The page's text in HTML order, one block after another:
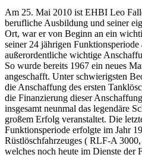
Am 25. Mai 2010 ist EHBI Leo
berufliche Ausbildung und seiner
Ort, war er von Beginn an ein
seiner 24 jährigen
außerordentliche wichtige
So wurde bereits 1967 ein neues
angeschafft. Unter schwierigsten
die Anschaffung des ersten
die Finanzierung dieser
insgesamt neunmal das legendäre
großem Erfolg veranstaltet. Die
Funktionsperiode erfolgte im Jahr
Rüstlöschfahrzeuges ( RLF-A
welches noch heute im Dienste der